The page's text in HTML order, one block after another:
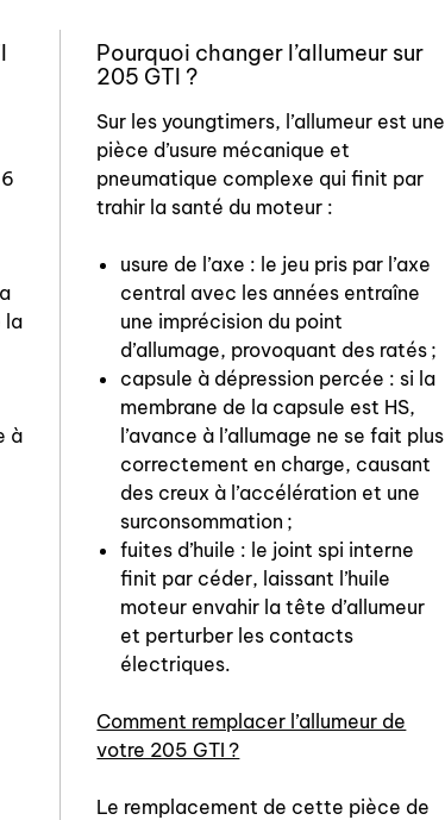
la
à
Pourquoi changer l’allumeur sur
205 GTI ?
Sur les youngtimers, l’allumeur est une
pièce d’usure mécanique et
pneumatique complexe qui finit par
trahir la santé du moteur :
usure de l’axe : le jeu pris par l’axe
central avec les années entraîne
une imprécision du point
d’allumage, provoquant des ratés ;
capsule à dépression percée : si la
membrane de la capsule est HS,
l’avance à l’allumage ne se fait plus
correctement en charge, causant
des creux à l’accélération et une
surconsommation ;
fuites d’huile : le joint spi interne
finit par céder, laissant l’huile
moteur envahir la tête d’allumeur
et perturber les contacts
électriques.
Comment remplacer l’allumeur de
votre 205 GTI ?
Le remplacement de cette pièce de